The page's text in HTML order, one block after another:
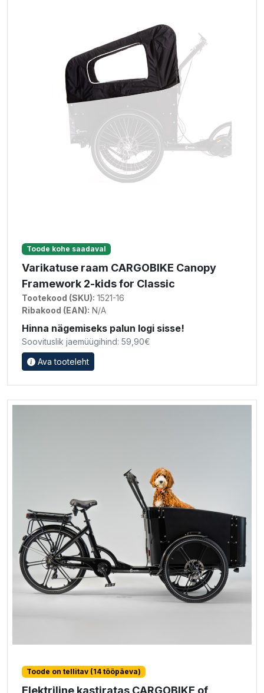
Toode kohe saadaval
Varikatuse raam CARGOBIKE Canopy
Framework 2-kids for Classic
Tootekood (SKU): 1521-16
Ribakood (EAN): N/A
Hinna nägemiseks palun logi sisse!
Soovituslik jaemüügihind: 59,90€
Ava tooteleht
Toode on tellitav (14 tööpäeva)
Elektriline kastiratas CARGOBIKE of